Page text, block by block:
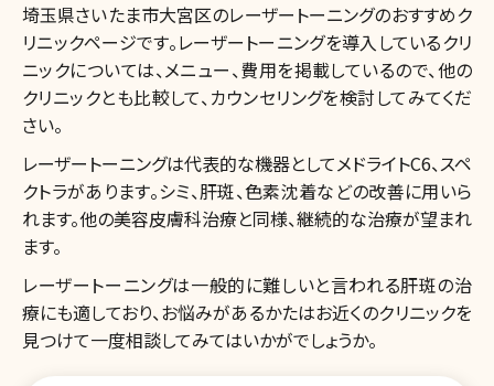
埼玉県さいたま市大宮区のレーザートーニングのおすすめク
リニックページです。レーザートーニングを導入しているクリ
ニックについては、メニュー、費用を掲載しているので、他の
クリニックとも比較して、カウンセリングを検討してみてくだ
さい。
レーザートーニングは代表的な機器としてメドライトC6、スペ
クトラがあります。シミ、肝斑、色素沈着などの改善に用いら
れます。他の美容皮膚科治療と同様、継続的な治療が望まれ
ます。
レーザートーニングは一般的に難しいと言われる肝斑の治
療にも適しており、お悩みがあるかたはお近くのクリニックを
見つけて一度相談してみてはいかがでしょうか。